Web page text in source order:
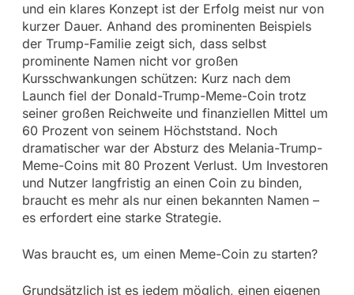
und ein klares Konzept ist der Erfolg meist nur von
kurzer Dauer. Anhand des prominenten Beispiels
der Trump-Familie zeigt sich, dass selbst
prominente Namen nicht vor großen
Kursschwankungen schützen: Kurz nach dem
Launch fiel der Donald-Trump-Meme-Coin trotz
seiner großen Reichweite und finanziellen Mittel um
60 Prozent von seinem Höchststand. Noch
dramatischer war der Absturz des Melania-Trump-
Meme-Coins mit 80 Prozent Verlust. Um Investoren
und Nutzer langfristig an einen Coin zu binden,
braucht es mehr als nur einen bekannten Namen –
es erfordert eine starke Strategie.
Was braucht es, um einen Meme-Coin zu starten?
Grundsätzlich ist es jedem möglich, einen eigenen